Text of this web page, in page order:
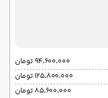
۹۴٬۶۰۰٬۰۰۰ تومان
۱۲۵٬۸۰۰٬۰۰۰ تومان
۸۵٬۶۰۰٬۰۰۰ تومان